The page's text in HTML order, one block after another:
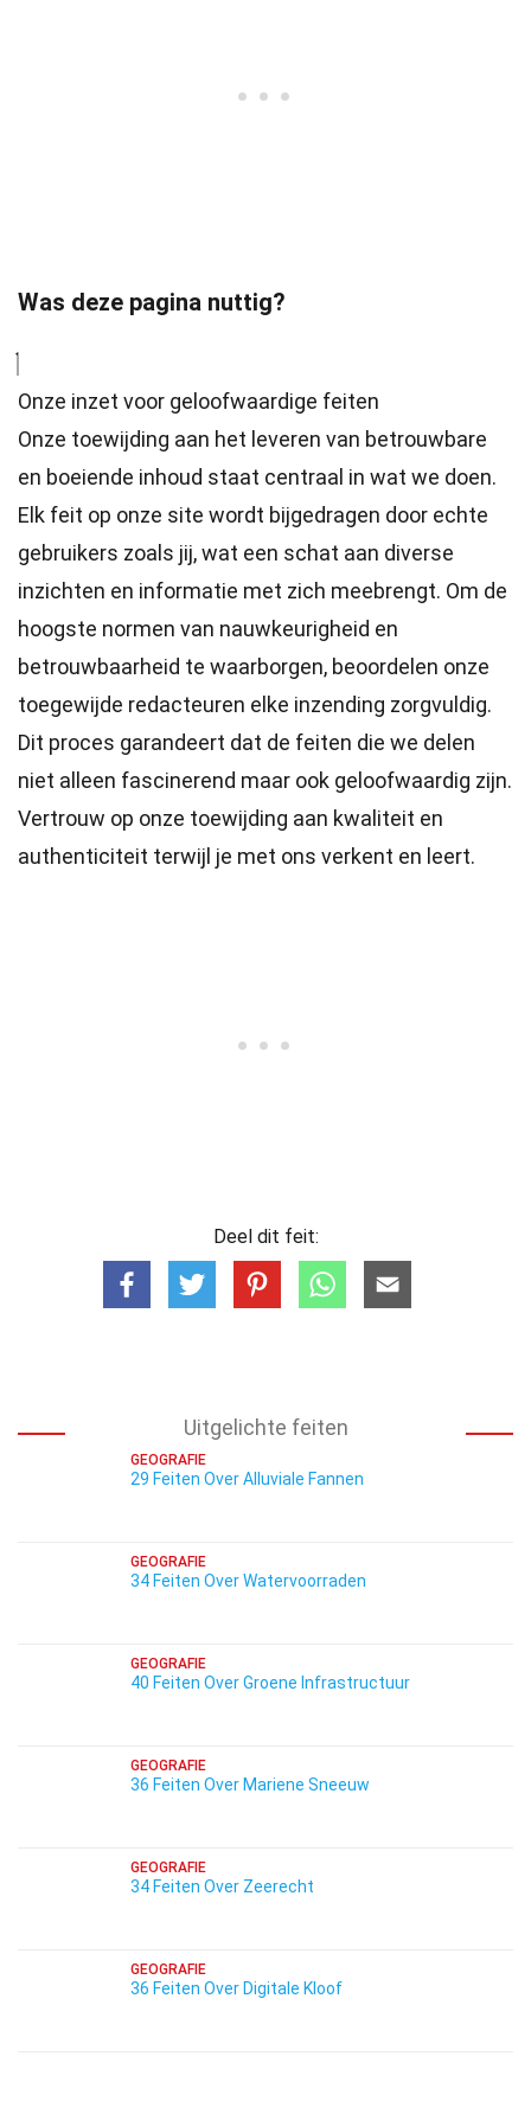
Was deze pagina nuttig?
Onze inzet voor geloofwaardige feiten
Onze toewijding aan het leveren van betrouwbare
en boeiende inhoud staat centraal in wat we doen.
Elk feit op onze site wordt bijgedragen door echte
gebruikers zoals jij, wat een schat aan diverse
inzichten en informatie met zich meebrengt. Om de
hoogste normen van nauwkeurigheid en
betrouwbaarheid te waarborgen, beoordelen onze
toegewijde redacteuren elke inzending zorgvuldig.
Dit proces garandeert dat de feiten die we delen
niet alleen fascinerend maar ook geloofwaardig zijn.
Vertrouw op onze toewijding aan kwaliteit en
authenticiteit terwijl je met ons verkent en leert.
Deel dit feit:
Uitgelichte feiten
GEOGRAFIE
29 Feiten Over Alluviale Fannen
GEOGRAFIE
34 Feiten Over Watervoorraden
GEOGRAFIE
40 Feiten Over Groene Infrastructuur
GEOGRAFIE
36 Feiten Over Mariene Sneeuw
GEOGRAFIE
34 Feiten Over Zeerecht
GEOGRAFIE
36 Feiten Over Digitale Kloof